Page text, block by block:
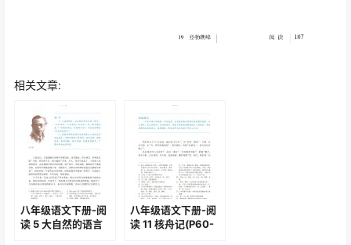
相关文章:
八年级语文下册-阅
读 5 大自然的语言
八年级语文下册-阅
读 11 核舟记(P60-